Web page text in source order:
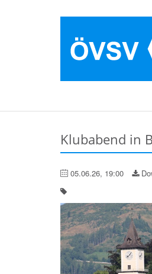
Klubabend in
05.06.26, 19:00